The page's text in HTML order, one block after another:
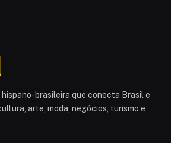
hispano-brasileira que conecta Brasil e
arte, moda, negócios, turismo e